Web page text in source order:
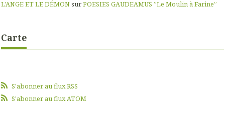
L'ANGE ET LE DÉMONsurPOESIES GAUDEAMUS ”Le Moulin à Farine”
Carte
S'abonner au flux RSS
S'abonner au flux ATOM